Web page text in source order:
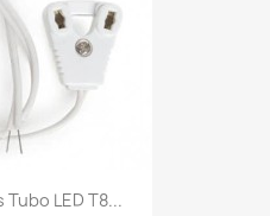
LED T8...